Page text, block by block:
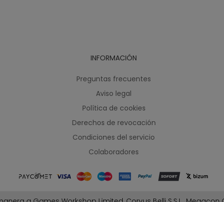
INFORMACIÓN
Preguntas frecuentes
Aviso legal
Política de cookies
Derechos de revocación
Condiciones del servicio
Colaboradores